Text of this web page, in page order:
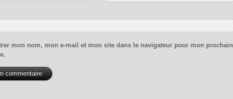
mon nom, mon e-mail et mon site dans le navigateur pour mon prochain